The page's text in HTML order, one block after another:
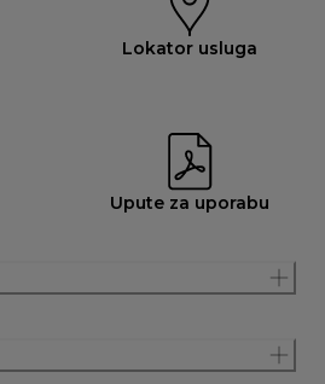
Lokator usluga
Upute za uporabu